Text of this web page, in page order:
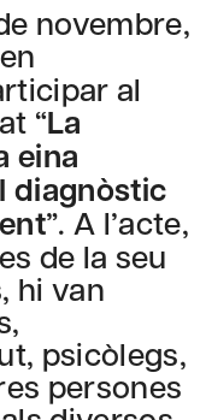
novembre,
al
“La
eina
diagnòstic
”. A l’acte,
de la seu
hi van
psicòlegs,
persones